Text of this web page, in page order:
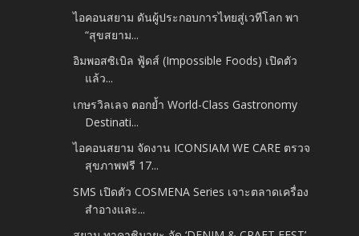
ไอคอนสยาม ดันผู้ประกอบการไทยสู่เวทีโลก พา
“สุขสยาม...
อิมพอสซิเบิล ฟู้ดส์ (Impossible Foods) เปิดตัว
แล้ว...
เกษรวิลเลจ ตอกย้ำ World-Class Gastronomy
Destinati...
ไอคอนสยาม จัดงาน ICONSIAM WE CARE ตรวจ
สุขภาพฟรี 17...
SMS เปิดตัว COSMENA Series เจาะตลาดเครื่อง
สำอางและ...